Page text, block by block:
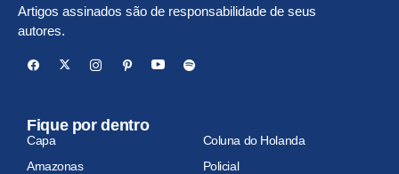
Artigos assinados são de responsabilidade de seus
autores.
Fique por dentro
Capa
Coluna do Holanda
Amazonas
Policial